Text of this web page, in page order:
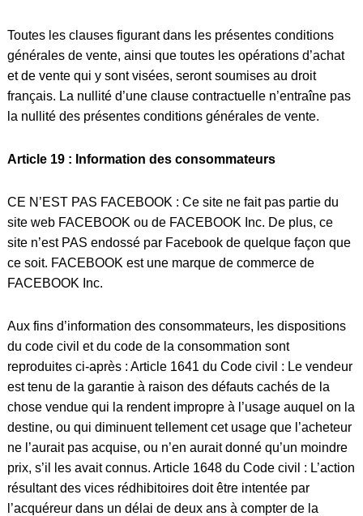
Toutes les clauses figurant dans les présentes conditions
générales de vente, ainsi que toutes les opérations d’achat
et de vente qui y sont visées, seront soumises au droit
français. La nullité d’une clause contractuelle n’entraîne pas
la nullité des présentes conditions générales de vente.
Article 19 : Information des consommateurs
CE N’EST PAS FACEBOOK : Ce site ne fait pas partie du
site web FACEBOOK ou de FACEBOOK Inc. De plus, ce
site n’est PAS endossé par Facebook de quelque façon que
ce soit. FACEBOOK est une marque de commerce de
FACEBOOK Inc.
Aux fins d’information des consommateurs, les dispositions
du code civil et du code de la consommation sont
reproduites ci-après : Article 1641 du Code civil : Le vendeur
est tenu de la garantie à raison des défauts cachés de la
chose vendue qui la rendent impropre à l’usage auquel on la
destine, ou qui diminuent tellement cet usage que l’acheteur
ne l’aurait pas acquise, ou n’en aurait donné qu’un moindre
prix, s’il les avait connus. Article 1648 du Code civil : L’action
résultant des vices rédhibitoires doit être intentée par
l’acquéreur dans un délai de deux ans à compter de la